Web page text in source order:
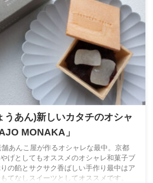
うあん)新しいカタチのオシャ
MONAKA」
あんこ屋が作るオシャレな最中。京都
げとしてもオススメのオシャレ和菓子ブ
の餡とサクサク香ばしい手作り最中はア
てなしスイーツとしてオススメです。